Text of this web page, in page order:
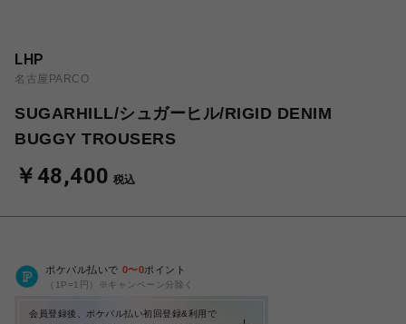
LHP
名古屋PARCO
SUGARHILL/シュガーヒル/RIGID DENIM
BUGGY TROUSERS
￥48,400 税込
ポケパル払いで 0〜0ポイント
（1P=1円）※キャンペーン分除く
会員登録後、ポケパル払い初回登録&利用で